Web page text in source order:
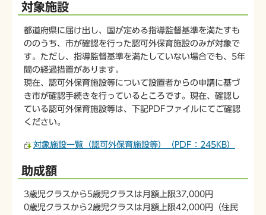
対象施設
都道府県に届け出し、国が定める指導監督基準を満たすも
ののうち、市が確認を行った認可外保育施設のみが対象で
す。ただし、指導監督基準を満たしていない場合でも、5年
間の経過措置があります。
現在、認可外保育施設等について設置者からの申請に基づ
き市が確認手続きを行っているところです。現在、確認し
ている認可外保育施設等は、下記PDFファイルにてご確認
ください。
対象施設一覧（認可外保育施設等）（PDF：245KB）
助成額
3歳児クラスから5歳児クラスは月額上限37,000円
0歳児クラスから2歳児クラスは月額上限42,000円（住民